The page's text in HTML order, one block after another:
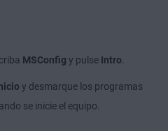
MSConfig y pulse Intro
y desmarque los programas
se inicie el equipo.